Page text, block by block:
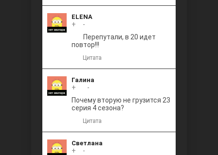
ELENA
+
-
Перепутали, в 20 идет
повтор!!!
Цитата
Галина
+
-
Почему вторую не грузится 23
серия 4 сезона?
Цитата
Светлана
+
-